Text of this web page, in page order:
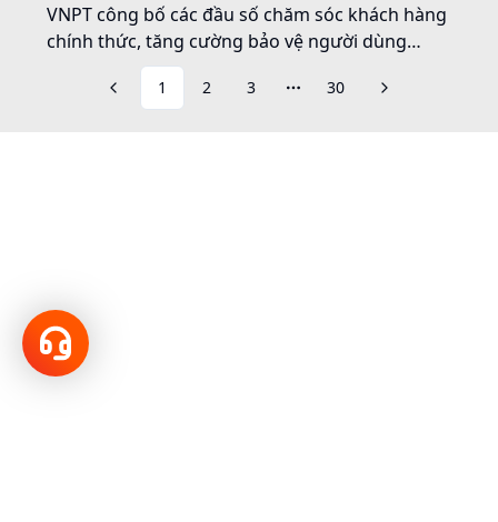
Hotline
18001166
VNPT công bố các đầu số chăm sóc khách hàng
chính thức, tăng cường bảo vệ người dùng
trước vấn nạn lừa đảo qua điện thoại
1 2 3 More pages
30